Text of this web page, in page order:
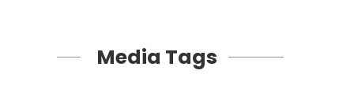
Media Tags